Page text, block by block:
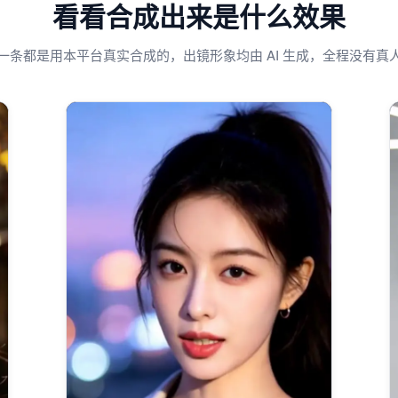
看看合成出来是什么效果
条都是用本平台真实合成的，出镜形象均由 AI 生成，全程没有真